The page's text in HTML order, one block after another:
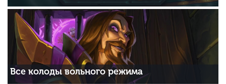
Все колоды вольного режима